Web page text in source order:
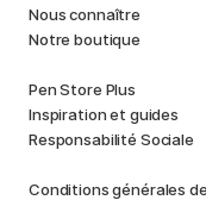
Nous connaître
Notre boutique
Pen Store Plus
Inspiration et guides
Responsabilité Sociale
Conditions générales de